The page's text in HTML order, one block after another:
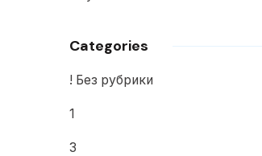
Categories
! Без рубрики
1
3